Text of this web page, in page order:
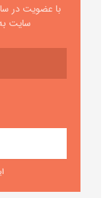
با عضویت در
سایت